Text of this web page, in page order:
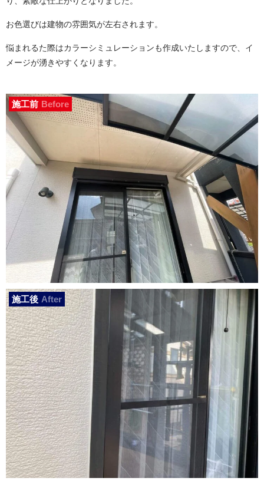
お色選びは建物の雰囲気が左右されます。
悩まれるた際はカラーシミュレーションも作成いたしますので、イ
メージが湧きやすくなります。
施工前 Before
施工後 After